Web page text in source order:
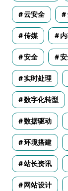
云安全
传媒
安全
实时处理
数字化转型
数据驱动
环境搭建
站长资讯
网站设计